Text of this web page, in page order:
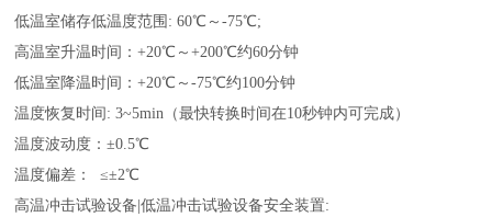
低温室储存低温度范围: 60℃～-75℃;
高温室升温时间：+20℃～+200℃约60分钟
低温室降温时间：+20℃～-75℃约100分钟
温度恢复时间: 3~5min（最快转换时间在10秒钟内可完成）
温度波动度：±0.5℃
温度偏差： ≤±2℃
高温冲击试验设备|低温冲击试验设备安全装置: